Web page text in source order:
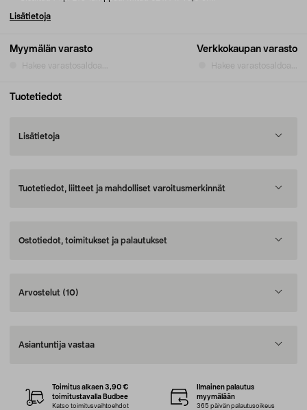
Myymälän varasto
Hakee varastosaldoa...
Verkkokaupan varasto
Hakee varastosaldoa...
Lisätietoja
Tuotetiedot
Lisätietoja
Tuotetiedot, liitteet ja mahdolliset varoitusmerkinnät
Ostotiedot, toimitukset ja palautukset
Arvostelut (10)
Asiantuntija vastaa
Toimitus alkaen 3,90 €
toimitustavalla Budbee
Katso toimitusvaihtoehdot
Ilmainen palautus
myymälään
365 päivän palautusoikeus